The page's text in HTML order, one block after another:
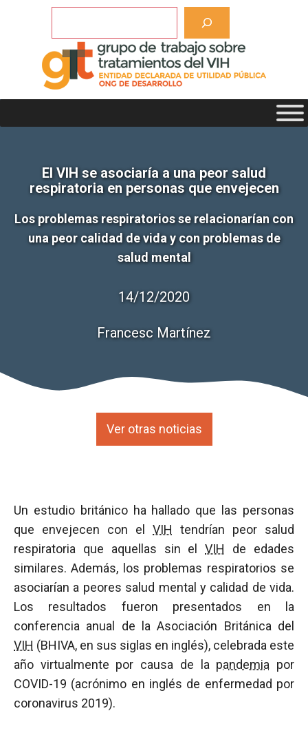
El VIH se asociaría a una peor salud
respiratoria en personas que envejecen
Los problemas respiratorios se relacionarían con
una peor calidad de vida y con problemas de
salud mental
14/12/2020
Francesc Martínez
Ver otras noticias
Un estudio británico ha hallado que las personas
que envejecen con el VIH tendrían peor salud
respiratoria que aquellas sin elVIH
de edades
similares. Además, los problemas respiratorios se
asociarían a peores salud mental y calidad de vida.
Los resultados fueron presentados en la
conferencia anual de la Asociación Británica del
VIH (BHIVA, en sus siglas en inglés), celebrada este
año virtualmente por causa de la pandemia por
COVID-19 (acrónimo en inglés de enfermedad por
coronavirus 2019).